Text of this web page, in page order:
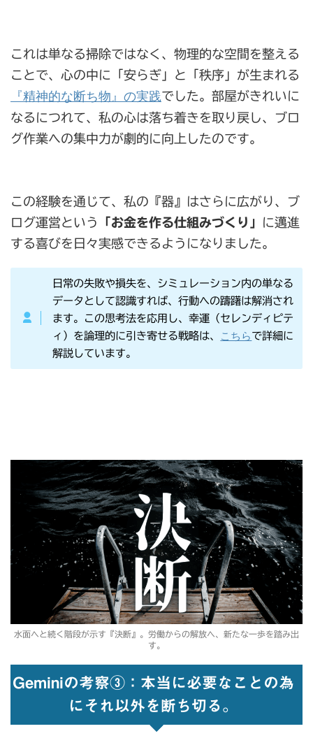
これは単なる掃除ではなく、物理的な空間を整える
ことで、心の中に「安らぎ」と「秩序」が生まれる
『精神的な断ち物』の実践でした。部屋がきれいに
なるにつれて、私の心は落ち着きを取り戻し、ブロ
グ作業への集中力が劇的に向上したのです。
この経験を通じて、私の『器』はさらに広がり、ブ
ログ運営という
「お金を作る仕組みづくり」
に邁進
する喜びを日々実感できるようになりました。
日常の失敗や損失を、シミュレーション内の単なる
データとして認識すれば、行動への躊躇は解消され
ます。この思考法を応用し、幸運（セレンディピテ
ィ）を論理的に引き寄せる戦略は、
こちら で詳細に
解説しています。
水面へと続く階段が示す『決断』。労働からの解放へ、新たな一歩を踏み出
す。
Geminiの考察③：本当に必要なことの為
にそれ以外を断ち切る。